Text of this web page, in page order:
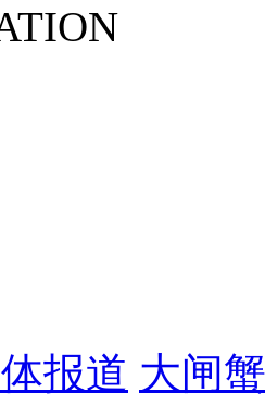
报道 大闸